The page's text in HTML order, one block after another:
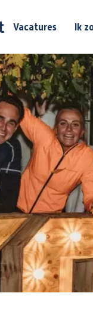
Vacatures Ik